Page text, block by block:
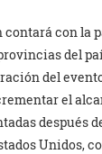
contará con la
del
del
el
después
Unidos,